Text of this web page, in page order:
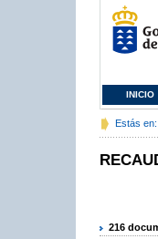
INICIO
Estás en:
216